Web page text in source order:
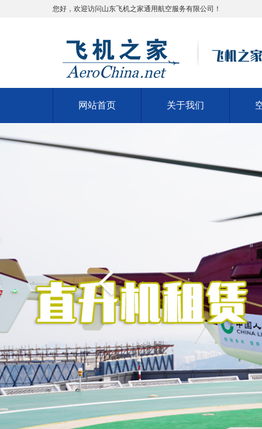
您好，欢迎访问山东飞机之家通用航空服务有限公司！
网站首页 关于我们